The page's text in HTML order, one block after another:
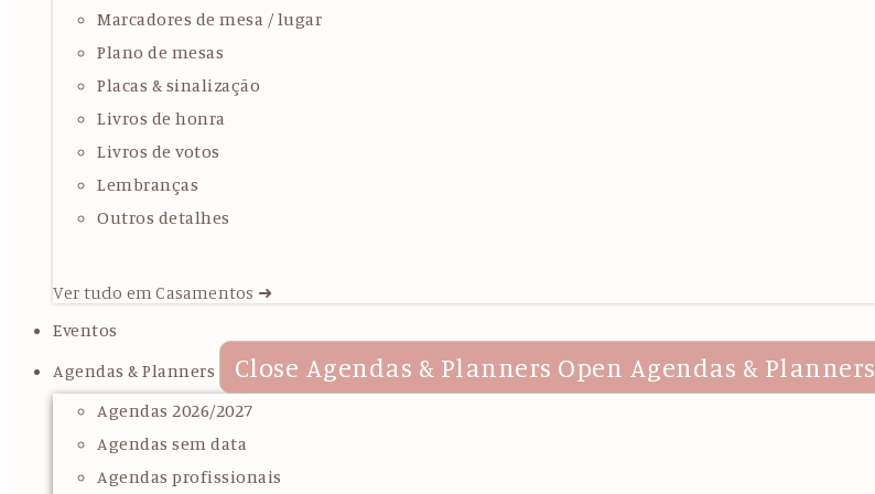
Marcadores de mesa / lugar
Plano de mesas
Placas & sinalização
Livros de honra
Livros de votos
Lembranças
Outros detalhes
Ver tudo em Casamentos ➜
Eventos
Agendas & Planners
Close Agendas & Planners Open Agendas & Planners
Agendas 2026/2027
Agendas sem data
Agendas profissionais